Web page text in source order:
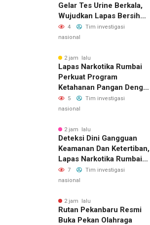
Gelar Tes Urine Berkala,
Wujudkan Lapas Bersih
Dari Narkoba
4
Tim investigasi
nasional
2 jam lalu
Lapas Narkotika Rumbai
Perkuat Program
Ketahanan Pangan Dengan
Memanen Terong
5
Tim investigasi
nasional
2 jam lalu
Deteksi Dini Gangguan
Keamanan Dan Ketertiban,
Lapas Narkotika Rumbai
Gelar Razia Rutin Blok
Hunian
7
Tim investigasi
nasional
2 jam lalu
Rutan Pekanbaru Resmi
Buka Pekan Olahraga